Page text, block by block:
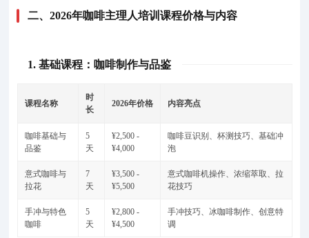
二、2026年咖啡主理人培训课程价格与内容
1. 基础课程：咖啡制作与品鉴
课程名称
时
长
2026年价格 内容亮点
咖啡基础与
品鉴
5
天
¥2,500 -
¥4,000
咖啡豆识别、杯测技巧、基础冲
泡
意式咖啡与
拉花
7
天
¥3,500 -
¥5,500
意式咖啡机操作、浓缩萃取、拉
花技巧
手冲与特色
咖啡
5
天
¥2,800 -
¥4,500
手冲技巧、冰咖啡制作、创意特
调